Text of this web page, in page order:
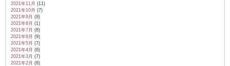
2021年11月 (11)
2021年10月 (7)
2021年9月 (9)
2021年8月 (1)
2021年7月 (8)
2021年6月 (9)
2021年5月 (7)
2021年4月 (8)
2021年3月 (7)
2021年2月 (8)